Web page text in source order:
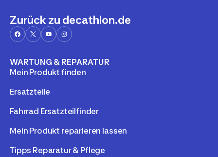
Zurück zu decathlon.de
WARTUNG & REPARATUR
Mein Produkt finden
Ersatzteile
Fahrrad Ersatzteilfinder
Mein Produkt reparieren lassen
Tipps Reparatur & Pflege